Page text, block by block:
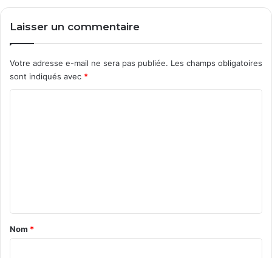
Laisser un commentaire
Votre adresse e-mail ne sera pas publiée. Les champs obligatoires
sont indiqués avec *
a
Nom *